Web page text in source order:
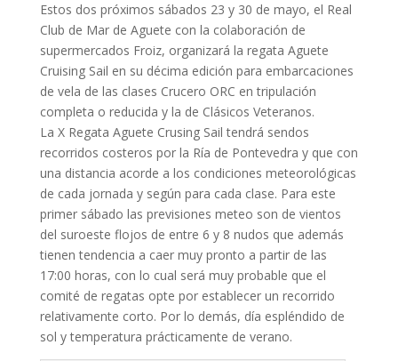
Estos dos próximos sábados 23 y 30 de mayo, el Real
Club de Mar de Aguete con la colaboración de
supermercados Froiz, organizará la regata Aguete
Cruising Sail en su décima edición para embarcaciones
de vela de las clases Crucero ORC en tripulación
completa o reducida y la de Clásicos Veteranos.
La X Regata Aguete Crusing Sail tendrá sendos
recorridos costeros por la Ría de Pontevedra y que con
una distancia acorde a los condiciones meteorológicas
de cada jornada y según para cada clase. Para este
primer sábado las previsiones meteo son de vientos
del suroeste flojos de entre 6 y 8 nudos que además
tienen tendencia a caer muy pronto a partir de las
17:00 horas, con lo cual será muy probable que el
comité de regatas opte por establecer un recorrido
relativamente corto. Por lo demás, día espléndido de
sol y temperatura prácticamente de verano.